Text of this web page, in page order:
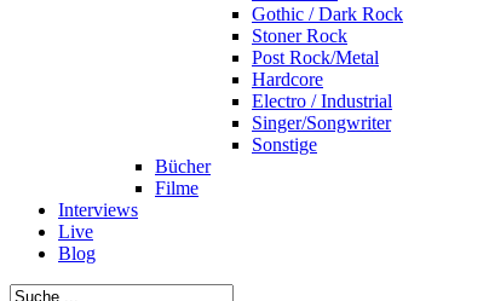
Gothic / Dark Rock
Stoner Rock
Post Rock/Metal
Hardcore
Electro / Industrial
Singer/Songwriter
Sonstige
Bücher
Filme
Interviews
Live
Blog